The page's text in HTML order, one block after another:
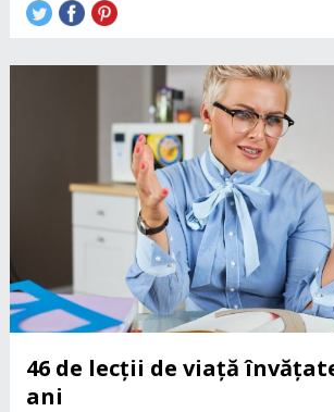
46 de lecții de viață
ani